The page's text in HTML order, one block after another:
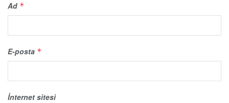
Ad *
E-posta *
İnternet sitesi